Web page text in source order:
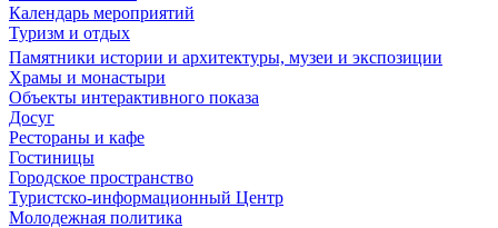
Календарь мероприятий
Туризм и отдых
Памятники истории и архитектуры, музеи и экспозиции
Храмы и монастыри
Объекты интерактивного показа
Досуг
Рестораны и кафе
Гостиницы
Городское пространство
Туристско-информационный Центр
Молодежная политика